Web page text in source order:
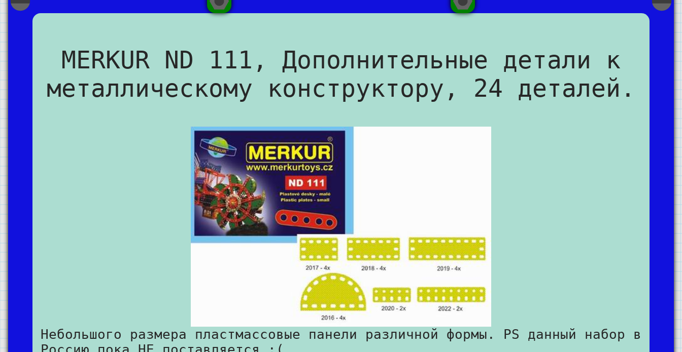
MERKUR ND 111, Дополнительные детали к
металлическому конструктору, 24 деталей.
Небольшого размера пластмассовые панели различной формы. PS данный набор в